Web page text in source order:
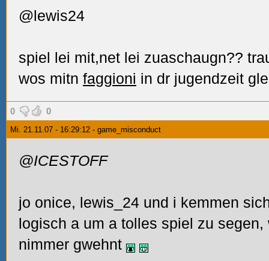
@lewis24
spiel lei mit,net lei zuaschaugn??
wos mitn faggioni in dr jugendzeit
0 0
Mi. 21.11.07 - 16:29:12 - game_misconduct
@ICESTOFF
jo onice, lewis_24 und i kemmen
logisch a um a tolles spiel zu
nimmer gwehnt